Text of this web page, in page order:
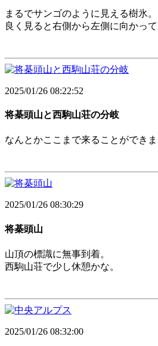
まるでサンゴのように見える樹氷。
良く見ると右側から左側に向かっ
2025/01/26 08:22:52
将棊頭山と西駒山荘の分岐
なんとかここまで来ることができま
2025/01/26 08:30:29
将棊頭山
山頂の標識に無事到着。
西駒山荘で少し休憩かな。
2025/01/26 08:32:00